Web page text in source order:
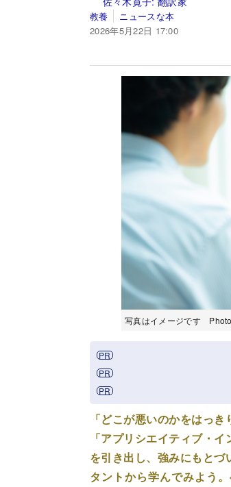
教養
ニュースな本
2026年5月22日 17:00
写真はイメージです
「どこが悪いのかをはっ
「アプリシエイティブ・
を引き出し、強みにもと
タントから学んでみよう